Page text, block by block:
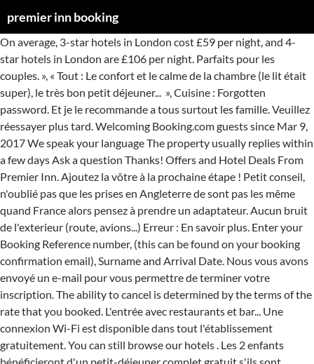
premier inn booking
On average, 3-star hotels in London cost £59 per night, and 4-star hotels in London are £106 per night. Parfaits pour les couples. », « Tout : Le confort et le calme de la chambre (le lit était super), le très bon petit déjeuner... », Cuisine : Forgotten password. Et je le recommande a tous surtout les famille. Veuillez réessayer plus tard. Welcoming Booking.com guests since Mar 9, 2017 We speak your language The property usually replies within a few days Ask a question Thanks! Offers and Hotel Deals From Premier Inn. Ajoutez la vôtre à la prochaine étape ! Petit conseil, n'oublié pas que les prises en Angleterre de sont pas les même quand France alors pensez à prendre un adaptateur. Aucun bruit de l'exterieur (route, avions...) Erreur : En savoir plus. Enter your Booking Reference number, (this can be found on your booking confirmation email), Surname and Arrival Date. Nous vous avons envoyé un e-mail pour vous permettre de terminer votre inscription. The ability to cancel is determined by the terms of the rate that you booked. L'entrée avec restaurants et bar... Une connexion Wi-Fi est disponible dans tout l'établissement gratuitement. You can still browse our hotels . Les 2 enfants bénéficieront d'un petit-déjeuner complet gratuit s'ils sont accompagnés par un adulte commandant ce même petit-déjeuner. Premier Inn has over 700 hotels in great locations throughout the UK. Nous disposons de plus de 70 millions de commentaires sur nos établissements, tous rédigés par de vrais clients. UN GRAND MERCI AU PERSONNEL DE L'HOTEL ! d'adultes : 2. 15 Bath Rd, Heathrow, Hounslow, Hillingdon, TW6 2AB, Royaume-Uni, Premier Inn London Heathrow Airport - Bath Road, Bonne situation géographique : très bien notée par de récents voyageurs (8,8). d'enfants : 2. 4 options à Hillingdon, semblables à l'établissement Premier Inn London Heathrow Airport - Bath Road, ont été réservé(e)s sur notre site au cours des 12 dernières heures. Les contenus haineux, les remarques discriminatoires, les menaces, les commentaires sexuellement explicites, la violence et la publicité d'activités illégales ne sont pas autorisés. L'établissement Premier Inn London Heathrow Airport - Bath Road accueille des clients Booking.com depuis le 21 août 2009. », « la tranquillité de la chambre , remarquable en restant à proximité de l'aéroport », « bonjour a tous jai adore cet hôtel. Toutes les distances sont calculées à vol d'oiseau. ), Caractéristiques de la salle de bains (douche, baignoire, etc. Petit déjeuner au top. If you experience any problems please go to our Contact us page . If your booking is affected by any restriction changes, we'll get in touch and provide you with options to amend or cancel your booking. Veuillez noter que toutes les demandes spéciales seront satisfaites sous réserve de disponibilité et pourront entraîner des frais supplémentaires. If you've a Premier Inn booking, it's first worth checking whether the T&Cs allow you to cancel and get a refund anyway, no matter where you're booked to stay. Les contributions doivent être adaptées à tous les publics. le personnel sont super gentil, la propreté de l'hôtel, je ne parle pas bien anglais mais a chaque fois que jai voulu sortir le personnel me dirigeait c est la première fois mais je ne suis pas déçu. Elles sont traitées avec le plus grand respect. Click ‘Manage booking’ at the top of the page. Tous les contenus doivent être authentiques et uniques. Une erreur s'est produite. Semi-Flex bookings let you cancel up to three days before your trip. Veuillez vérifier l'occupation maximum de l'hébergement sélectionné. Whitebread formed the company in 1987 as Travel Inn. Just click on one of the email links below and send us your request, out team are always happy to help. For easy, breezy hotel booking in Qatar, Dubai & Abu Dhabi, stay at Premier Inn. « Super séjour en famille, chambre très propre, les lits sont très confortables, manque un peu de chauffage dans la chambre. Réserver votre séjour à Premier Inn Harwich à Dovercourt, Angleterre, Royaume-Uni au meilleur prix. le personnel sont super gentil, la propreté de l'hôtel, je ne parle pas bien anglais mais a chaque fois que jai voulu sortir le personnel me dirigeait c est la première fois mais je ne suis pas déçu. Et je le recommande a tous surtout les famille. Sur notre site, l'annulation est GRATUITE pour la plupart des hébergements et vous recevrez une confirmation instantanée ! Vous pouvez demander ce service à la prochaine étape. Rédiger un commentaire négatif pour tenter de réduire la note clients d'un concurrent ne sera pas toléré. Les menus et petits déjeuner étaient variés », « Personnel super accueillant, super breakfast et proximité avions(spotter). Veuillez vérifier votre numéro de réservation et votre code confidentiel avant de réessayer. Continental, Anglais / irlandais complet, Végétarien, Sans gluten. Merci ! Les distances de trajet réelles peuvent varier. Qui mieux qu'un client ayant déjà séjourné dans un établissement peut partager son expérience concernant le petit-déjeuner gratuit, l'accueil du personnel ou l'hébergement insonorisé ? Bus publique devant la porte. ), Nourriture pour régime spécial disponible (végétarien, halal, casher, etc. Nous pensons que les commentaires des utilisateurs et les réponses des établissements permettent de présenter une grande variété d'opinions et d'expériences, lesquelles sont essentielles pour aider les voyageurs à prendre des décisions bien informées sur leur lieu de séjour. Our rooms include comfy kingsize Hypnos beds, Freeview TVs, en-suite bathrooms with power showers and much more. Veuillez prendre connaissance des restrictions de voyage en vigueur. The brand has nearly 60,000 hotel rooms currently and has plans to expand to 85,000 rooms by 2020. Ainsi, nous sommes sûrs que nos commentaires ont été rédigés par de véritables clients ayant séjourné dans l’établissement. UN GRAND MERCI AU PERSONNEL DE L'HOTEL ! Voir plus, « Parfait pour une nuit en transit - Propre , confortable, Kiosque Café ouvert 24h/24h Personnel très accueillant Rapport Qualité/Prix au top ! Premier Inn Reception is staffed 24/7, so you are free to check-in at any time of day. Check out is by 12:00 noon on your day of departure. Bonne situation géographique : très bien notée par de récents voyageurs (8,8). c est... », « Parfait pour une nuit en transit - Propre , confortable, Kiosque Café ouvert 24h/24h View or amend an existing booking. Pour les réservations effectuées à partir du 6 avril 2020, nous vous conseillons de prendre en compte les risques liés au coronavirus (COVID-19) ainsi que les mesures mises en place par les différents gouvernements. L'entrée avec restaurants et bar... 끖 Vous devrez présenter une pièce d'identité avec photo et une carte de crédit lors de l'enregistrement. Vous devrez présenter une pièce d'identité avec photo et une carte de crédit lors de l'enregistrement. Les animaux de compagnie ne sont pas admis au sein de l'établissement. You need to know the booking reference number and enter either the bookers' surname or one of the guests' surnames. britannique, Nous sommes désolés mais une erreur s'est produite. Les contributions doivent porter sur le séjour dans l'établissement. le personnel sont super gentil, la propreté de l'hôtel, je ne parle pas bien anglais mais a chaque fois que jai voulu sortir le personnel me dirigeait c est la première fois mais je ne suis pas déçu. Par ailleurs, en tant que client, vous êtes invité à profiter du restaurant offert par le Premier Inn London - Euston. la tranquillité de la chambre , remarquable en restant à proximité de l'aéroport. Votre langue actuelle est celle-ci : Français. Pour voir les tarifs et les informations associés à la taille de votre groupe, veuillez ajouter à votre recherche le nombre d'enfants avec qui vous voyagez ainsi que leur âge. Petit déjeuner au top. For any price adjustments pertaining to your new booking: Petit conseil, n'oublié pas que les prises en Angleterre de sont pas les même quand France alors pensez à prendre un adaptateur. Son activité est soutenue au niveau mondial par. La salle de bains moderne est pourvue d'articles de toilette. (a) We will endeavour to process any partial refund within 30 days from the date of amendment Navette aéroport. » Premier Inn's hotels regularly win awards for the quality and consistency of the accommodation they offer. L'entrée avec restaurants et bar... Premier Inn, everything's premier but the price Sign up for My Premier Inn and you'll be able to make and amend bookings instantly. Respectez la vie privée des autres. L'établissement Premier Inn London Heathrow Airport - Bath Road accepte ces cartes et se réserve le droit de bloquer temporairement une certaine somme sur votre carte avant votre arrivée. À leur retour, les clients nous racontent leur expérience. « On a passé un bon moment c’était très bien mais le petit déjeuner », « Petit déjeuner excellent _ Chambre confortable _ Personnel accueillant », « Super séjour en famille, chambre très propre, les lits sont très confortables, manque un peu de chauffage dans la chambre. Vous rejoindrez la gare Victoria de Londres en 45 minutes en métro depuis la station Heathrow, située au sein de l'aéroport. Les établissements partenaires de Booking.com ne doivent pas rédiger de contenu au nom de leurs clients ou proposer des avantages financiers ou autres en échange de commentaires. Obtenez de l'aide concernant votre réservation. Its hotels operate in a variety of locations that include city centres, airports and suburbs. Petit conseil, n'oublié pas que les prises en Angleterre de sont pas les même quand France alors pensez à prendre un adaptateur. ), Conditions pour les couples (les couples non mariés sont-ils permis ? Une fois votre réservation effectuée, toutes les informations sur l'établissement, y compris le numéro de téléphone et l'adresse, seront disponibles sur votre confirmation de réservation ainsi que da